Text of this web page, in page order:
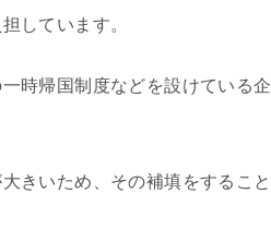
しています。
時帰国制度などを設けている
きいため、その補填をするこ